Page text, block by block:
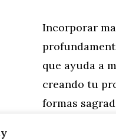
Incorporar
que ayuda a
creando tu
formas